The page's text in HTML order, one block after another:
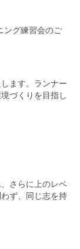
ング練習会のご
ます。ランナー
づくりを目指し
さらに上のレベ
ず、同じ志を持